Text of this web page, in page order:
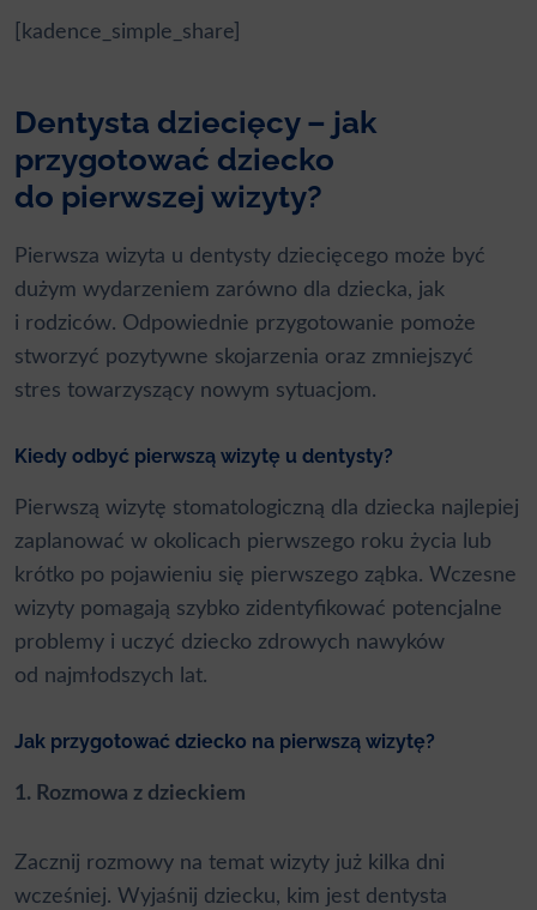
[kadence_simple_share]
Dentysta dziecięcy – jak
przygotować dziecko
do pierwszej wizyty?
Pierwsza wizyta u dentysty dziecięcego może być
dużym wydarzeniem zarówno dla dziecka, jak
i rodziców. Odpowiednie przygotowanie pomoże
stworzyć pozytywne skojarzenia oraz zmniejszyć
stres towarzyszący nowym sytuacjom.
Kiedy odbyć pierwszą wizytę u dentysty?
Pierwszą wizytę stomatologiczną dla dziecka najlepiej
zaplanować w okolicach pierwszego roku życia lub
krótko po pojawieniu się pierwszego ząbka. Wczesne
wizyty pomagają szybko zidentyfikować potencjalne
problemy i uczyć dziecko zdrowych nawyków
od najmłodszych lat.
Jak przygotować dziecko na pierwszą wizytę?
1. Rozmowa z dzieckiem
Zacznij rozmowy na temat wizyty już kilka dni
wcześniej. Wyjaśnij dziecku, kim jest dentysta